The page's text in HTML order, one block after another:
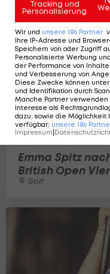
Emma Spitz
British Open
Golf
Tracking und
Personalisierung
Wir und unsere 186 Partner
Ihre IP-Adresse und
Speichern von oder Zugriff
Personalisierte Werbung
der Performance von
und Verbesserung von
Diese Zwecke können
und Identifikation durch
Manche Partner
Interesse als
dazu, sowie die Möglichkeit
verfügbar: unsere 186
Impressum